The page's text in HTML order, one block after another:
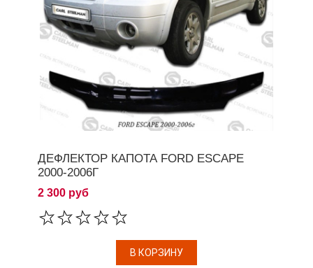
ДЕФЛЕКТОР КАПОТА FORD ESCAPE
2000-2006Г
2 300 руб